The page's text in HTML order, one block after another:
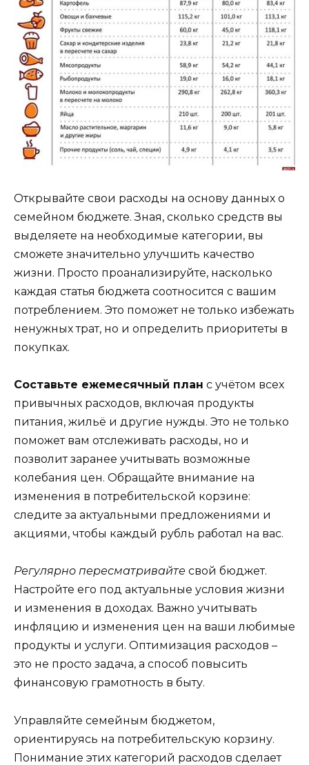
Открывайте свои расходы на основу данных о
семейном бюджете. Зная, сколько средств вы
выделяете на необходимые категории, вы
сможете значительно улучшить качество
жизни. Просто проанализируйте, насколько
каждая статья бюджета соотносится с вашим
потреблением. Это поможет не только избежать
ненужных трат, но и определить приоритеты в
покупках.
Составьте ежемесячный план с учётом всех
привычных расходов, включая продукты
питания, жильё и другие нужды. Это не только
поможет вам отслеживать расходы, но и
позволит заранее учитывать возможные
колебания цен. Обращайте внимание на
изменения в потребительской корзине:
следите за актуальными предложениями и
акциями, чтобы каждый рубль работал на вас.
Регулярно пересматривайте свой бюджет.
Настройте его под актуальные условия жизни
и изменения в доходах. Важно учитывать
инфляцию и изменения цен на ваши любимые
продукты и услуги. Оптимизация расходов –
это не просто задача, а способ повысить
финансовую грамотность в быту.
Управляйте семейным бюджетом,
ориентируясь на потребительскую корзину.
Понимание этих категорий расходов сделает